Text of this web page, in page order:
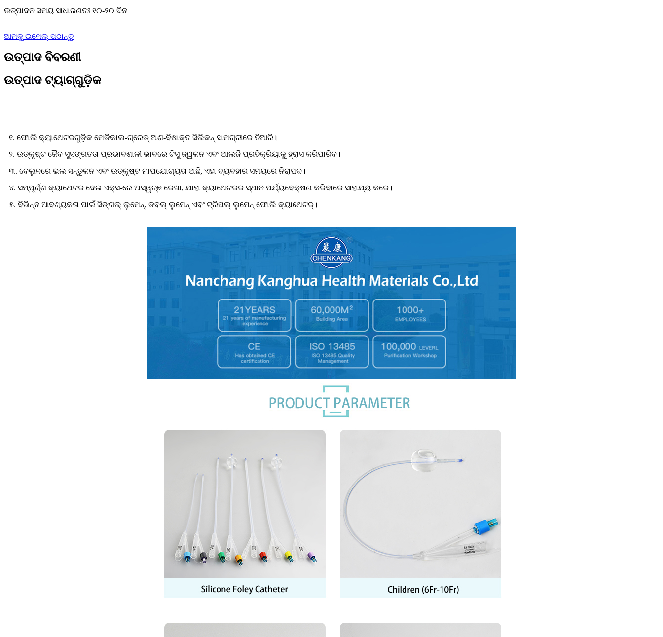
ଉତ୍ପାଦନ ସମୟ ସାଧାରଣତଃ ୧୦-୨୦ ଦିନ
ଆମକୁ ଇମେଲ୍ ପଠାନ୍ତୁ
ଉତ୍ପାଦ ବିବରଣୀ
ଉତ୍ପାଦ ଟ୍ୟାଗ୍‌ଗୁଡ଼ିକ
୧. ଫୋଲି କ୍ୟାଥେଟରଗୁଡ଼ିକ ମେଡିକାଲ-ଗ୍ରେଡ୍ ଅଣ-ବିଷାକ୍ତ ସିଲିକନ୍ ସାମଗ୍ରୀରେ ତିଆରି।
୨. ଉତ୍କୃଷ୍ଟ ଜୈବ ସୁସଙ୍ଗତତା ପ୍ରଭାବଶାଳୀ ଭାବରେ ଟିସୁ ଜ୍ୱଳନ ଏବଂ ଆଲର୍ଜି ପ୍ରତିକ୍ରିୟାକୁ ହ୍ରାସ କରିପାରିବ।
୩. ବେଲୁନରେ ଭଲ ସନ୍ତୁଳନ ଏବଂ ଉତ୍କୃଷ୍ଟ ମାପଯୋଗ୍ୟତା ଅଛି, ଏହା ବ୍ୟବହାର ସମୟରେ ନିରାପଦ।
୪. ସମ୍ପୂର୍ଣ୍ଣ କ୍ୟାଥେଟର ଦେଇ ଏକ୍ସ-ରେ ଅସ୍ୱଚ୍ଛ ରେଖା, ଯାହା କ୍ୟାଥେଟରର ସ୍ଥାନ ପର୍ଯ୍ୟବେକ୍ଷଣ କରିବାରେ ସାହାଯ୍ୟ କରେ।
୫. ବିଭିନ୍ନ ଆବଶ୍ୟକତା ପାଇଁ ସିଙ୍ଗଲ୍ ଲୁମେନ୍, ଡବଲ୍ ଲୁମେନ୍ ଏବଂ ଟ୍ରିପଲ୍ ଲୁମେନ୍ ଫୋଲି କ୍ୟାଥେଟର୍।